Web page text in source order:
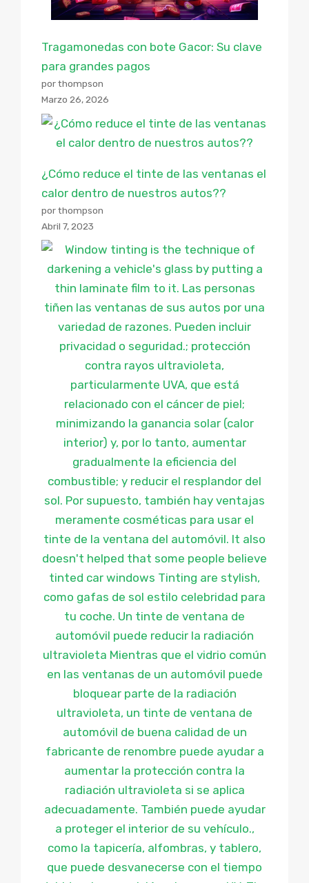
Tragamonedas con bote Gacor: Su clave
para grandes pagos
por thompson
Marzo 26, 2026
¿Cómo reduce el tinte de las ventanas el
calor dentro de nuestros autos??
por thompson
Abril 7, 2023